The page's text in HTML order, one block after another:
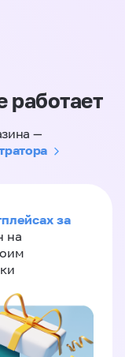
работает
—
за
на